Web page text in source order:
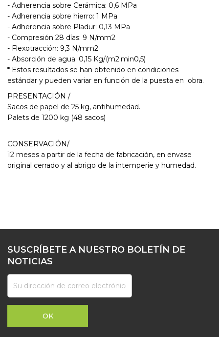
- Adherencia sobre Cerámica: 0,6 MPa
- Adherencia sobre hierro: 1 MPa
- Adherencia sobre Pladur: 0,13 MPa
- Compresión 28 días: 9 N/mm2
- Flexotracción: 9,3 N/mm2
- Absorción de agua: 0,15 Kg/(m2·min0,5)
* Estos resultados se han obtenido en condiciones
estándar y pueden variar en función de la puesta en obra.
PRESENTACIÓN /
Sacos de papel de 25 kg, antihumedad.
Palets de 1200 kg (48 sacos)
CONSERVACIÓN/
12 meses a partir de la fecha de fabricación, en envase
original cerrado y al abrigo de la intemperie y humedad.
SUSCRÍBETE A NUESTRO BOLETÍN DE
NOTICIAS